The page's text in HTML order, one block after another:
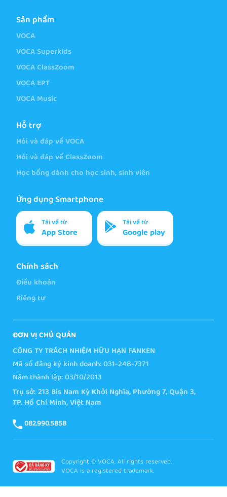
Sản phẩm
VOCA
VOCA Superkids
VOCA ClassZoom
VOCA EPT
VOCA Music
Hỗ trợ
Hỏi và đáp về VOCA
Hỏi và đáp về ClassZoom
Học bổng dành cho học sinh, sinh viên
Ứng dụng Smartphone
Tải về từ
App Store
Tải về từ
Google play
Chính sách
Điều khoản
Riêng tư
ĐƠN VỊ CHỦ QUẢN
CÔNG TY TRÁCH NHIỆM HỮU HẠN FANKEN
Mã số đăng ký kinh doanh: 031-248-7371
Năm thành lập: 03/10/2013
Trụ sở: 213 Bis Nam Kỳ Khởi Nghĩa, Phường 7, Quận 3,
TP. Hồ Chí Minh, Việt Nam
082.990.5858
Copyright © VOCA. All rights reserved.
VOCA is a registered trademark.